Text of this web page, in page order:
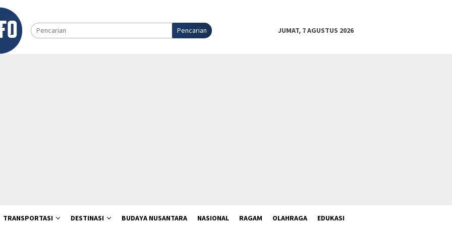
Pencarian JUMAT, 7 AGUSTUS 2026
TRANSPORTASI DESTINASI BUDAYA NUSANTARA NASIONAL RAGAM OLAHRAGA EDUKASI